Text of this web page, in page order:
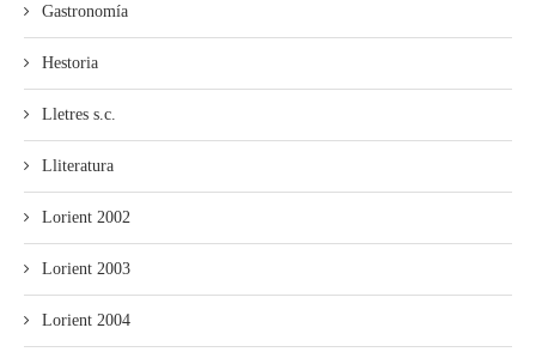
Gastronomía
Hestoria
Lletres s.c.
Lliteratura
Lorient 2002
Lorient 2003
Lorient 2004